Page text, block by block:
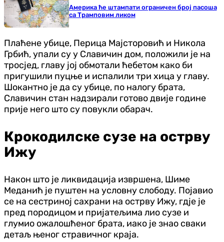
Америка ће штампати ограничен број пасоша
са Трамповим ликом
Плаћене убице, Перица Мајсторовић и Никола
Грбић, упали су у Славичин дом, положили је на
тросјед, главу јој обмотали ћебетом како би
пригушили пуцње и испалили три хица у главу.
Шокантно је да су убице, по налогу брата,
Славичин стан надзирали готово двије године
прије него што су повукли обарач.
Крокодилске сузе на острву
Ижу
Након што је ликвидација извршена, Шиме
Меданић је пуштен на условну слободу. Појавио
се на сестриној сахрани на острву Ижу, гдје је
пред породицом и пријатељима лио сузе и
глумио ожалошћеног брата, иако је знао сваки
детаљ њеног стравичног краја.